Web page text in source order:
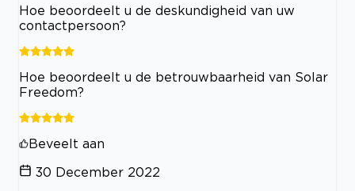
Hoe beoordeelt u de deskundigheid van uw
contactpersoon?
Hoe beoordeelt u de betrouwbaarheid van Solar
Freedom?
Beveelt aan
30 December 2022